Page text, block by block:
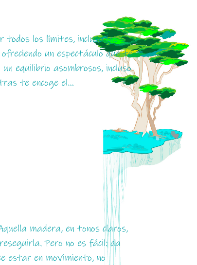
los límites, incluso las
un espectáculo que te
equilibrio asombrosos, incluso
te encoge el…
madera, en tonos claros,
Pero no es fácil: da
estar en movimiento, no